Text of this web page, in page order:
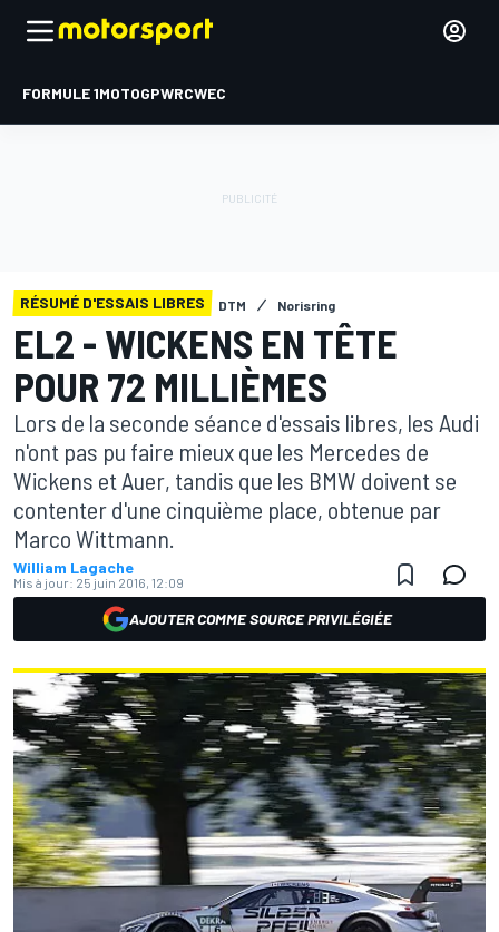
FORMULE 1MOTOGPWRCWEC
RÉSUMÉ D'ESSAIS LIBRES DTM Norisring
EL2 - WICKENS EN TÊTE
POUR 72 MILLIÈMES
Lors de la seconde séance d'essais libres, les Audi
n'ont pas pu faire mieux que les Mercedes de
Wickens et Auer, tandis que les BMW doivent se
contenter d'une cinquième place, obtenue par
Marco Wittmann.
William Lagache
Mis à jour: 25 juin 2016, 12:09
AJOUTER COMME SOURCE PRIVILÉGIÉE